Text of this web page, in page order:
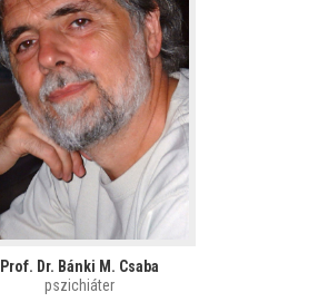
Prof. Dr. Bánki M. Csaba
pszichiáter